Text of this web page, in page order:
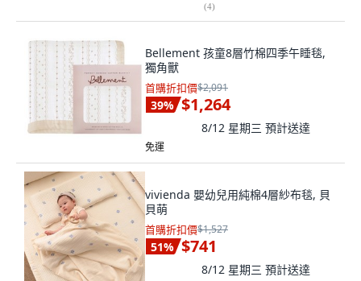
(4)
Bellement 孩童8層竹棉四季午睡毯,
獨角獸
首購折扣價$2,091
39% $1,264
8/12 星期三 預計送達
免運
vivienda 嬰幼兒用純棉4層紗布毯, 貝
貝萌
首購折扣價$1,527
51% $741
8/12 星期三 預計送達